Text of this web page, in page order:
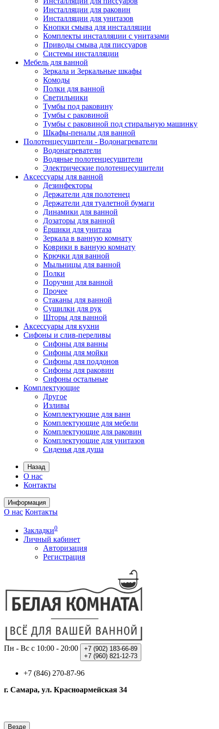
Инсталляции для раковин
Инсталляции для унитазов
Кнопки смыва для инсталляции
Комплекты инсталляции с унитазами
Приводы смыва для писсуаров
Системы инсталляции
Мебель для ванной
Зеркала и Зеркальные шкафы
Комоды
Полки для ванной
Светильники
Тумбы под раковину
Тумбы с раковиной
Тумбы с раковиной под стиральную машинку
Шкафы-пеналы для ванной
Полотенцесушители - Водонагреватели
Водонагреватели
Водяные полотенцесушители
Электрические полотенцесушители
Аксессуары для ванной
Дезинфекторы
Держатели для полотенец
Держатели для туалетной бумаги
Динамики для ванной
Дозаторы для ванной
Ёршики для унитаза
Зеркала в ванную комнату
Коврики в ванную комнату
Крючки для ванной
Мыльницы для ванной
Полки
Поручни для ванной
Прочее
Стаканы для ванной
Сушилки для рук
Шторы для ванной
Аксессуары для кухни
Сифоны и слив-переливы
Сифоны для ванны
Сифоны для мойки
Сифоны для поддонов
Сифоны для раковин
Сифоны остальные
Комплектующие
Другое
Изливы
Комплектующие для ванн
Комплектующие для мебели
Комплектующие для раковин
Комплектующие для унитазов
Сиденья для душа
Назад
О нас
Контакты
Информация
О нас Контакты
Закладки0
Личный кабинет
Авторизация
Регистрация
Пн - Вс с 10:00 - 20:00 +7 (902) 183-66-89
+7 (960) 821-12-73
+7 (846) 270-87-96
г. Самара, ул. Красноармейская 34
Везде